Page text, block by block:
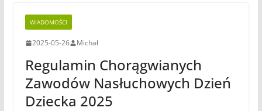
WIADOMOŚCI
2025-05-26 Michał
Regulamin Chorągwianych
Zawodów Nasłuchowych Dzień
Dziecka 2025